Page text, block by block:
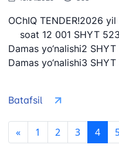
OChIQ
soat 12 001 SHYT
Damas yo‘nalishi2
Damas yo‘nalishi3
Batafsil
« 1 2 3 4